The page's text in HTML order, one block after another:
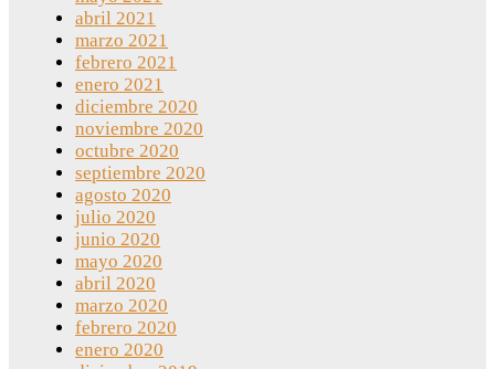
abril 2021
marzo 2021
febrero 2021
enero 2021
diciembre 2020
noviembre 2020
octubre 2020
septiembre 2020
agosto 2020
julio 2020
junio 2020
mayo 2020
abril 2020
marzo 2020
febrero 2020
enero 2020